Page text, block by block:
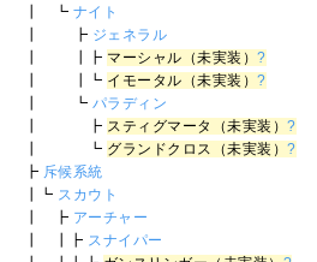
┃ ┗ ナイト
┃ ┣ ジェネラル
┃ ┃┣ マーシャル（未実装）?
┃ ┃┗ イモータル（未実装）?
┃ ┗ パラディン
┃ ┣ スティグマータ（未実装）?
┃ ┗ グランドクロス（未実装）?
┣ 斥候系統
┃┗ スカウト
┃ ┣ アーチャー
┃ ┃┣ スナイパー